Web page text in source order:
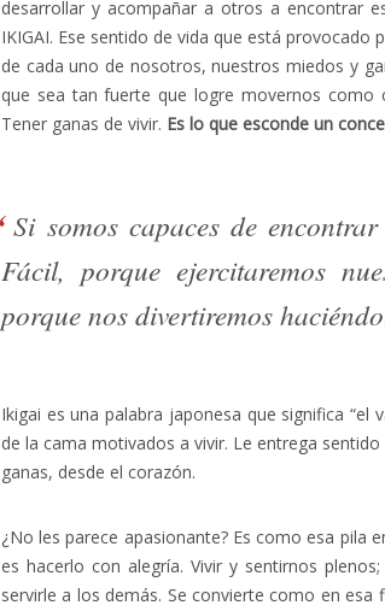
desarrollar y acompañar a otros a encontrar
IKIGAI. Ese sentido de vida que está
de cada uno de nosotros, nuestros miedos y
que sea tan fuerte que logre movernos como
Tener ganas de vivir. Es lo que esconde un
Si somos capaces de
Fácil, porque ejercitaremos
porque nos divertiremos
Ikigai es una palabra japonesa que significa “el
de la cama motivados a vivir. Le entrega
ganas, desde el corazón.
¿No les parece apasionante? Es como esa pila
es hacerlo con alegría. Vivir y sentirnos
servirle a los demás. Se convierte como en